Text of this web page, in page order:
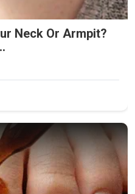
Neck Or Armpit?